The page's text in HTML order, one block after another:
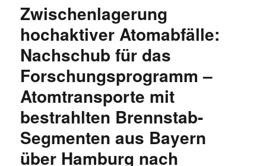
Zwischenlagerung
hochaktiver Atomabfälle:
Nachschub für das
Forschungsprogramm –
Atomtransporte mit
bestrahlten Brennstab-
Segmenten aus Bayern
über Hamburg nach